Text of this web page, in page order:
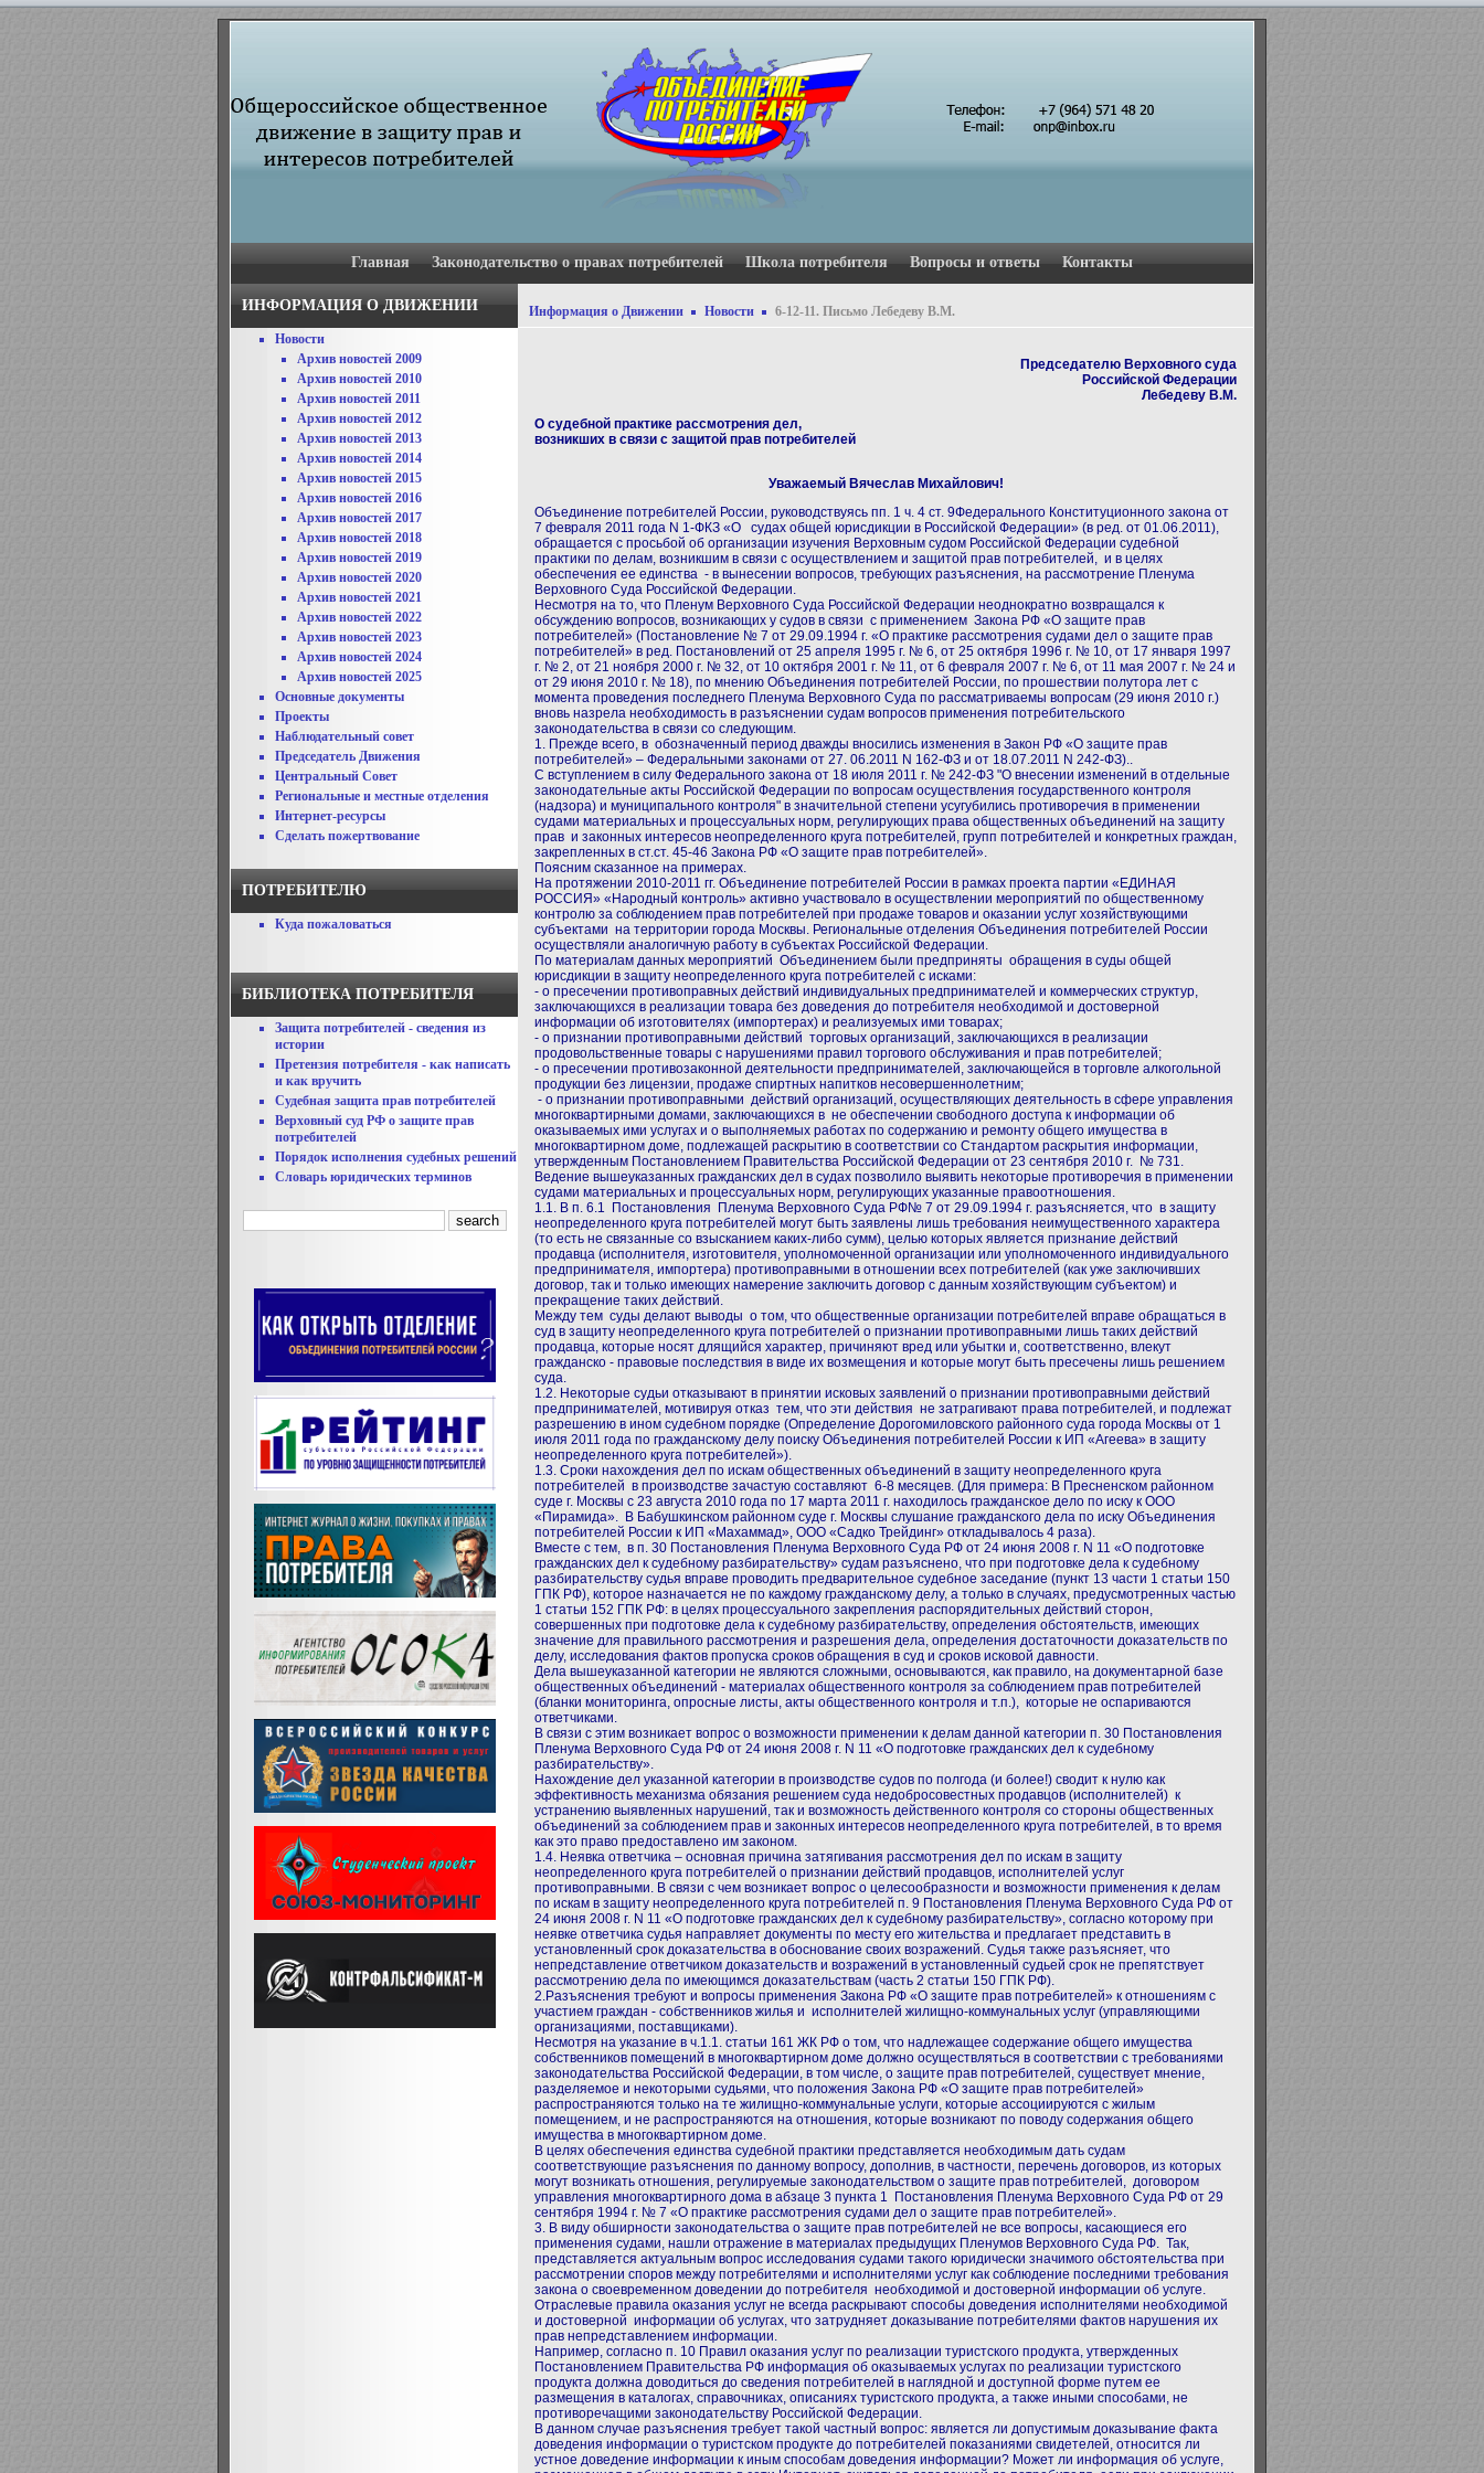
Главная Законодательство о правах потребителей Школа потребителя Вопросы и ответы Контакты
ИНФОРМАЦИЯ О ДВИЖЕНИИ
Новости
Архив новостей 2009
Архив новостей 2010
Архив новостей 2011
Архив новостей 2012
Архив новостей 2013
Архив новостей 2014
Архив новостей 2015
Архив новостей 2016
Архив новостей 2017
Архив новостей 2018
Архив новостей 2019
Архив новостей 2020
Архив новостей 2021
Архив новостей 2022
Архив новостей 2023
Архив новостей 2024
Архив новостей 2025
Основные документы
Проекты
Наблюдательный совет
Председатель Движения
Центральный Совет
Региональные и местные отделения
Интернет-ресурсы
Сделать пожертвование
ПОТРЕБИТЕЛЮ
Куда пожаловаться
БИБЛИОТЕКА ПОТРЕБИТЕЛЯ
Защита потребителей - сведения из
истории
Претензия потребителя - как написать
и как вручить
Судебная защита прав потребителей
Верховный суд РФ о защите прав
потребителей
Порядок исполнения судебных решений
Словарь юридических терминов
Информация о Движении Новости 6-12-11. Письмо Лебедеву В.М.
Председателю Верховного суда
Российской Федерации
Лебедеву В.М.
О судебной практике рассмотрения дел,
возникших в связи с защитой прав потребителей
Уважаемый Вячеслав Михайлович!
Объединение потребителей России, руководствуясь пп. 1 ч. 4 ст. 9Федерального Конституционного закона от
7 февраля 2011 года N 1-ФКЗ «О судах общей юрисдикции в Российской Федерации» (в ред. от 01.06.2011),
обращается с просьбой об организации изучения Верховным судом Российской Федерации судебной
практики по делам, возникшим в связи с осуществлением и защитой прав потребителей, и в целях
обеспечения ее единства - в вынесении вопросов, требующих разъяснения, на рассмотрение Пленума
Верховного Суда Российской Федерации.
Несмотря на то, что Пленум Верховного Суда Российской Федерации неоднократно возвращался к
обсуждению вопросов, возникающих у судов в связи с применением Закона РФ «О защите прав
потребителей» (Постановление № 7 от 29.09.1994 г. «О практике рассмотрения судами дел о защите прав
потребителей» в ред. Постановлений от 25 апреля 1995 г. № 6, от 25 октября 1996 г. № 10, от 17 января 1997
г. № 2, от 21 ноября 2000 г. № 32, от 10 октября 2001 г. № 11, от 6 февраля 2007 г. № 6, от 11 мая 2007 г. № 24 и
от 29 июня 2010 г. № 18), по мнению Объединения потребителей России, по прошествии полутора лет с
момента проведения последнего Пленума Верховного Суда по рассматриваемы вопросам (29 июня 2010 г.)
вновь назрела необходимость в разъяснении судам вопросов применения потребительского
законодательства в связи со следующим.
1. Прежде всего, в обозначенный период дважды вносились изменения в Закон РФ «О защите прав
потребителей» – Федеральными законами от 27. 06.2011 N 162-ФЗ и от 18.07.2011 N 242-ФЗ)..
С вступлением в силу Федерального закона от 18 июля 2011 г. № 242-ФЗ "О внесении изменений в отдельные
законодательные акты Российской Федерации по вопросам осуществления государственного контроля
(надзора) и муниципального контроля" в значительной степени усугубились противоречия в применении
судами материальных и процессуальных норм, регулирующих права общественных объединений на защиту
прав и законных интересов неопределенного круга потребителей, групп потребителей и конкретных граждан,
закрепленных в ст.ст. 45-46 Закона РФ «О защите прав потребителей».
Поясним сказанное на примерах.
На протяжении 2010-2011 гг. Объединение потребителей России в рамках проекта партии «ЕДИНАЯ
РОССИЯ» «Народный контроль» активно участвовало в осуществлении мероприятий по общественному
контролю за соблюдением прав потребителей при продаже товаров и оказании услуг хозяйствующими
субъектами на территории города Москвы. Региональные отделения Объединения потребителей России
осуществляли аналогичную работу в субъектах Российской Федерации.
По материалам данных мероприятий Объединением были предприняты обращения в суды общей
юрисдикции в защиту неопределенного круга потребителей с исками:
- о пресечении противоправных действий индивидуальных предпринимателей и коммерческих структур,
заключающихся в реализации товара без доведения до потребителя необходимой и достоверной
информации об изготовителях (импортерах) и реализуемых ими товарах;
- о признании противоправными действий торговых организаций, заключающихся в реализации
продовольственные товары с нарушениями правил торгового обслуживания и прав потребителей;
- о пресечении противозаконной деятельности предпринимателей, заключающейся в торговле алкогольной
продукции без лицензии, продаже спиртных напитков несовершеннолетним;
- о признании противоправными действий организаций, осуществляющих деятельность в сфере управления
многоквартирными домами, заключающихся в не обеспечении свободного доступа к информации об
оказываемых ими услугах и о выполняемых работах по содержанию и ремонту общего имущества в
многоквартирном доме, подлежащей раскрытию в соответствии со Стандартом раскрытия информации,
утвержденным Постановлением Правительства Российской Федерации от 23 сентября 2010 г. № 731.
Ведение вышеуказанных гражданских дел в судах позволило выявить некоторые противоречия в применении
судами материальных и процессуальных норм, регулирующих указанные правоотношения.
1.1. В п. 6.1 Постановления Пленума Верховного Суда РФ№ 7 от 29.09.1994 г. разъясняется, что в защиту
неопределенного круга потребителей могут быть заявлены лишь требования неимущественного характера
(то есть не связанные со взысканием каких-либо сумм), целью которых является признание действий
продавца (исполнителя, изготовителя, уполномоченной организации или уполномоченного индивидуального
предпринимателя, импортера) противоправными в отношении всех потребителей (как уже заключивших
договор, так и только имеющих намерение заключить договор с данным хозяйствующим субъектом) и
прекращение таких действий.
Между тем суды делают выводы о том, что общественные организации потребителей вправе обращаться в
суд в защиту неопределенного круга потребителей о признании противоправными лишь таких действий
продавца, которые носят длящийся характер, причиняют вред или убытки и, соответственно, влекут
гражданско - правовые последствия в виде их возмещения и которые могут быть пресечены лишь решением
суда.
1.2. Некоторые судьи отказывают в принятии исковых заявлений о признании противоправными действий
предпринимателей, мотивируя отказ тем, что эти действия не затрагивают права потребителей, и подлежат
разрешению в ином судебном порядке (Определение Дорогомиловского районного суда города Москвы от 1
июля 2011 года по гражданскому делу поиску Объединения потребителей России к ИП «Агеева» в защиту
неопределенного круга потребителей»).
1.3. Сроки нахождения дел по искам общественных объединений в защиту неопределенного круга
потребителей в производстве зачастую составляют 6-8 месяцев. (Для примера: В Пресненском районном
суде г. Москвы с 23 августа 2010 года по 17 марта 2011 г. находилось гражданское дело по иску к ООО
«Пирамида». В Бабушкинском районном суде г. Москвы слушание гражданского дела по иску Объединения
потребителей России к ИП «Махаммад», ООО «Садко Трейдинг» откладывалось 4 раза).
Вместе с тем, в п. 30 Постановления Пленума Верховного Суда РФ от 24 июня 2008 г. N 11 «О подготовке
гражданских дел к судебному разбирательству» судам разъяснено, что при подготовке дела к судебному
разбирательству судья вправе проводить предварительное судебное заседание (пункт 13 части 1 статьи 150
ГПК РФ), которое назначается не по каждому гражданскому делу, а только в случаях, предусмотренных частью
1 статьи 152 ГПК РФ: в целях процессуального закрепления распорядительных действий сторон,
совершенных при подготовке дела к судебному разбирательству, определения обстоятельств, имеющих
значение для правильного рассмотрения и разрешения дела, определения достаточности доказательств по
делу, исследования фактов пропуска сроков обращения в суд и сроков исковой давности.
Дела вышеуказанной категории не являются сложными, основываются, как правило, на документарной базе
общественных объединений - материалах общественного контроля за соблюдением прав потребителей
(бланки мониторинга, опросные листы, акты общественного контроля и т.п.), которые не оспариваются
ответчиками.
В связи с этим возникает вопрос о возможности применении к делам данной категории п. 30 Постановления
Пленума Верховного Суда РФ от 24 июня 2008 г. N 11 «О подготовке гражданских дел к судебному
разбирательству».
Нахождение дел указанной категории в производстве судов по полгода (и более!) сводит к нулю как
эффективность механизма обязания решением суда недобросовестных продавцов (исполнителей) к
устранению выявленных нарушений, так и возможность действенного контроля со стороны общественных
объединений за соблюдением прав и законных интересов неопределенного круга потребителей, в то время
как это право предоставлено им законом.
1.4. Неявка ответчика – основная причина затягивания рассмотрения дел по искам в защиту
неопределенного круга потребителей о признании действий продавцов, исполнителей услуг
противоправными. В связи с чем возникает вопрос о целесообразности и возможности применения к делам
по искам в защиту неопределенного круга потребителей п. 9 Постановления Пленума Верховного Суда РФ от
24 июня 2008 г. N 11 «О подготовке гражданских дел к судебному разбирательству», согласно которому при
неявке ответчика судья направляет документы по месту его жительства и предлагает представить в
установленный срок доказательства в обоснование своих возражений. Судья также разъясняет, что
непредставление ответчиком доказательств и возражений в установленный судьей срок не препятствует
рассмотрению дела по имеющимся доказательствам (часть 2 статьи 150 ГПК РФ).
2.Разъяснения требуют и вопросы применения Закона РФ «О защите прав потребителей» к отношениям с
участием граждан - собственников жилья и исполнителей жилищно-коммунальных услуг (управляющими
организациями, поставщиками).
Несмотря на указание в ч.1.1. статьи 161 ЖК РФ о том, что надлежащее содержание общего имущества
собственников помещений в многоквартирном доме должно осуществляться в соответствии с требованиями
законодательства Российской Федерации, в том числе, о защите прав потребителей, существует мнение,
разделяемое и некоторыми судьями, что положения Закона РФ «О защите прав потребителей»
распространяются только на те жилищно-коммунальные услуги, которые ассоциируются с жилым
помещением, и не распространяются на отношения, которые возникают по поводу содержания общего
имущества в многоквартирном доме.
В целях обеспечения единства судебной практики представляется необходимым дать судам
соответствующие разъяснения по данному вопросу, дополнив, в частности, перечень договоров, из которых
могут возникать отношения, регулируемые законодательством о защите прав потребителей, договором
управления многоквартирного дома в абзаце 3 пункта 1 Постановления Пленума Верховного Суда РФ от 29
сентября 1994 г. № 7 «О практике рассмотрения судами дел о защите прав потребителей».
3. В виду обширности законодательства о защите прав потребителей не все вопросы, касающиеся его
применения судами, нашли отражение в материалах предыдущих Пленумов Верховного Суда РФ. Так,
представляется актуальным вопрос исследования судами такого юридически значимого обстоятельства при
рассмотрении споров между потребителями и исполнителями услуг как соблюдение последними требования
закона о своевременном доведении до потребителя необходимой и достоверной информации об услуге.
Отраслевые правила оказания услуг не всегда раскрывают способы доведения исполнителями необходимой
и достоверной информации об услугах, что затрудняет доказывание потребителями фактов нарушения их
прав непредставлением информации.
Например, согласно п. 10 Правил оказания услуг по реализации туристского продукта, утвержденных
Постановлением Правительства РФ информация об оказываемых услугах по реализации туристского
продукта должна доводиться до сведения потребителей в наглядной и доступной форме путем ее
размещения в каталогах, справочниках, описаниях туристского продукта, а также иными способами, не
противоречащими законодательству Российской Федерации.
В данном случае разъяснения требует такой частный вопрос: является ли допустимым доказывание факта
доведения информации о туристском продукте до потребителей показаниями свидетелей, относится ли
устное доведение информации к иным способам доведения информации? Может ли информация об услуге,